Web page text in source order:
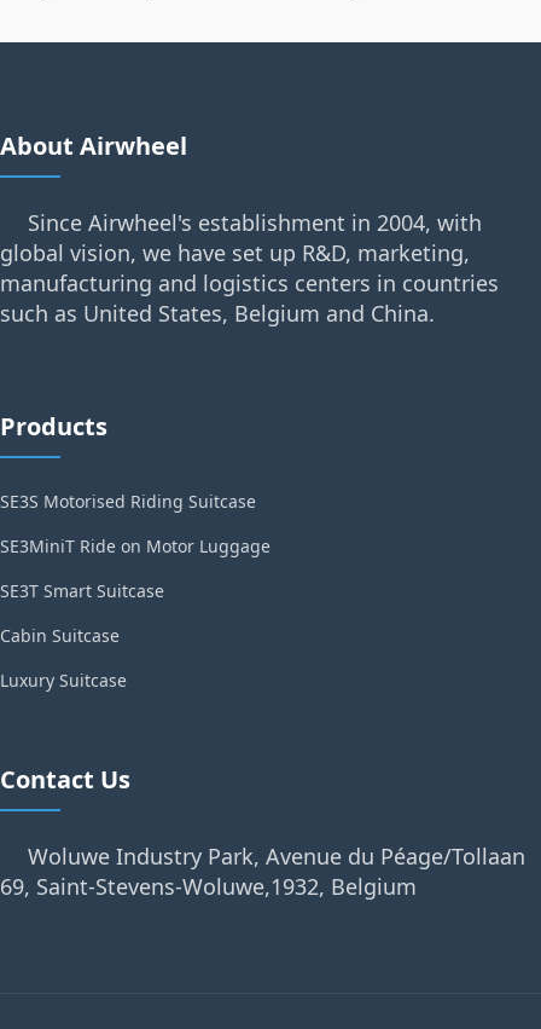
About Airwheel
Since Airwheel's establishment in 2004, with
global vision, we have set up R&D, marketing,
manufacturing and logistics centers in countries
such as United States, Belgium and China.
Products
SE3S Motorised Riding Suitcase
SE3MiniT Ride on Motor Luggage
SE3T Smart Suitcase
Cabin Suitcase
Luxury Suitcase
Contact Us
Woluwe Industry Park, Avenue du Péage/Tollaan
69, Saint-Stevens-Woluwe,1932, Belgium